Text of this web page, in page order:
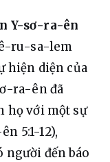
Y-sơ-ra-ên
ru-sa-lem
hiện diện của
ra-ên đã
họ với một sự
5:1-12),
người đến báo